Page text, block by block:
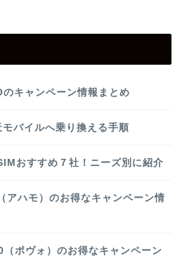
キャンペーン情報まとめ
バイルへ乗り換える手順
おすすめ７社！ニーズ別に紹介
ハモ）のお得なキャンペーン情
ポヴォ）のお得なキャンペーン